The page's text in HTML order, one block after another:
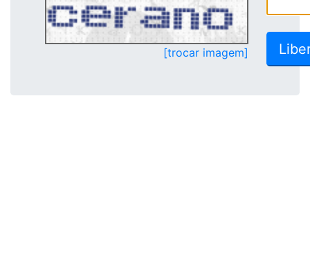
[trocar imagem]